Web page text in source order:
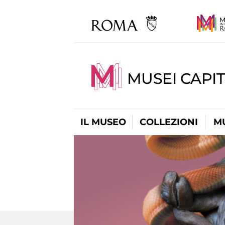
MUSEI
IL MUSEO COLLEZIONI